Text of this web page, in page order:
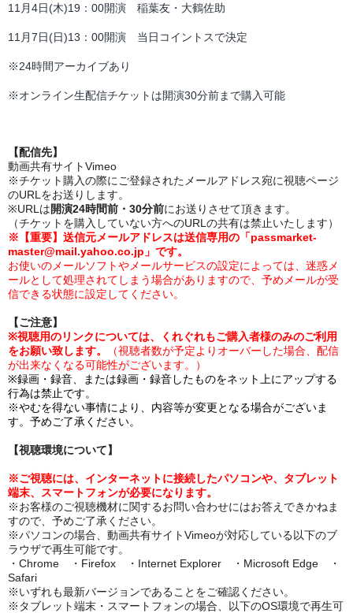
11月4日(木)19：00開演 稲葉友・大鶴佐助
11月7日(日)13：00開演 当日コイントスで決定
※24時間アーカイブあり
※オンライン生配信チケットは開演30分前まで購入可能
【配信先】
動画共有サイトVimeo
※チケット購入の際にご登録されたメールアドレス宛に視聴ページ
のURLをお送りします。
※URLは開演24時間前・30分前にお送りさせて頂きます。
（チケットを購入していない方へのURLの共有は禁止いたします）
※【重要】送信元メールアドレスは送信専用の「passmarket-
master@mail.yahoo.co.jp」です。
お使いのメールソフトやメールサービスの設定によっては、迷惑メ
ールとして処理されてしまう場合がありますので、予めメールが受
信できる状態に設定してください。
【ご注意】
※視聴用のリンクについては、くれぐれもご購入者様のみのご利用
をお願い致します。
（視聴者数が予定よりオーバーした場合、配信
が出来なくなる可能性がございます。
）
※録画・録音、または録画・録音したものをネット上にアップする
行為は禁止です。
※やむを得ない事情により、内容等が変更となる場合がございま
す。予めご了承ください。
【視聴環境について】
※ご視聴には、インターネットに接続したパソコンや、タブレット
端末、スマートフォンが必要になります。
※お客様のご視聴機材に関するお問い合わせにはお答えできかねま
すので、予めご了承ください。
※パソコンの場合、動画共有サイトVimeoが対応している以下のブ
ラウザで再生可能です。
・Chrome ・Firefox ・Internet Explorer ・Microsoft Edge ・
Safari
※いずれも最新バージョンであることをご確認ください。
※タブレット端末・スマートフォンの場合、以下のOS環境で再生可